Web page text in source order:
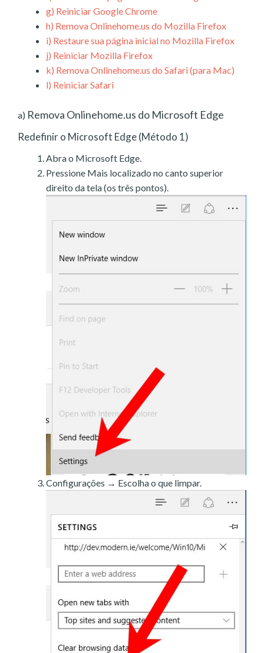
g) Reiniciar Google Chrome
h) Remova Onlinehome.us do Mozilla Firefox
i) Restaure sua página inicial no Mozilla Firefox
j) Reiniciar Mozilla Firefox
k) Remova Onlinehome.us do Safari (para Mac)
l) Reiniciar Safari
a) Remova Onlinehome.us do Microsoft Edge
Redefinir o Microsoft Edge (Método 1)
Abra o Microsoft Edge.
Pressione Mais localizado no canto superior
direito da tela (os três pontos).
Configurações → Escolha o que limpar.